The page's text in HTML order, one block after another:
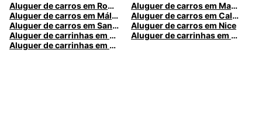
Aluguer de carros em Roma
Aluguer de carros em Madrid
Aluguer de carros em Málaga
Aluguer de carros em Caldas da Rainha
Aluguer de carros em Santa Maria da Feira
Aluguer de carros em Nice
Aluguer de carrinhas em Nice
Aluguer de carrinhas em Santa Maria da Feira
Aluguer de carrinhas em Caldas da Rainha